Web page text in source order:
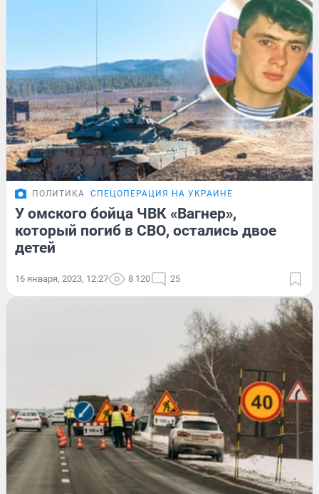
ПОЛИТИКА СПЕЦОПЕРАЦИЯ НА УКРАИНЕ
У омского бойца ЧВК «Вагнер»,
который погиб в СВО, остались двое
детей
16 января, 2023, 12:27 8 120 25